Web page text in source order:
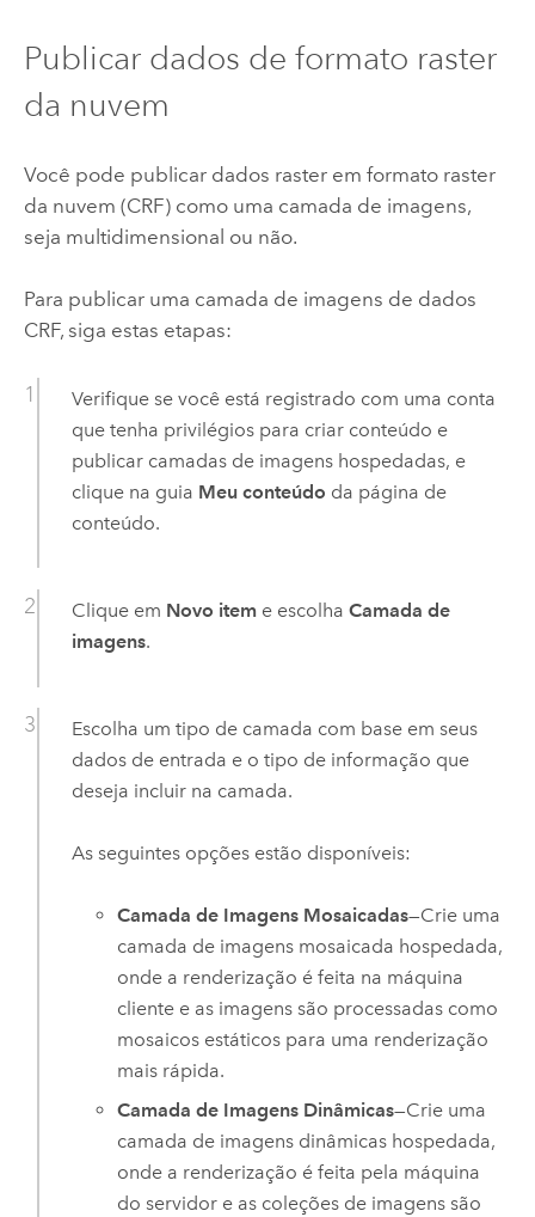
Publicar dados de formato raster
da nuvem
Você pode publicar dados raster em formato raster
da nuvem (CRF) como uma camada de imagens,
seja multidimensional ou não.
Para publicar uma camada de imagens de dados
CRF, siga estas etapas:
Verifique se você está registrado com uma conta
que tenha privilégios para criar conteúdo e
publicar camadas de imagens hospedadas, e
clique na guia Meu conteúdo da página de
conteúdo.
Clique em Novo iteme escolha Camada de
imagens.
Escolha um tipo de camada com base em seus
dados de entrada e o tipo de informação que
deseja incluir na camada.
As seguintes opções estão disponíveis:
Camada de Imagens Mosaicadas—Crie uma
camada de imagens mosaicada hospedada,
onde a renderização é feita na máquina
cliente e as imagens são processadas como
mosaicos estáticos para uma renderização
mais rápida.
Camada de Imagens Dinâmicas—Crie uma
camada de imagens dinâmicas hospedada,
onde a renderização é feita pela máquina
do servidor e as coleções de imagens são